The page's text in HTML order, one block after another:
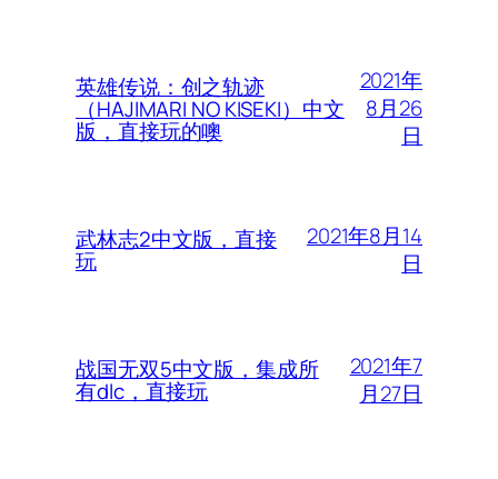
英雄传说：创之轨迹
（HAJIMARI NO KISEKI）中文
版，直接玩的噢
2021年
8月26
日
武林志2中文版，直接
玩
2021年8月14
日
战国无双5中文版，集成所
有dlc，直接玩
2021年7
月27日